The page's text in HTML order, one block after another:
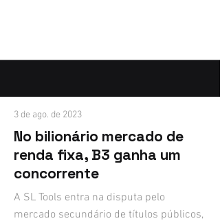
3 de ago. de 2023
No bilionário mercado de
renda fixa, B3 ganha um
concorrente
A SL Tools entra na disputa pelo
mercado secundário de títulos públicos,